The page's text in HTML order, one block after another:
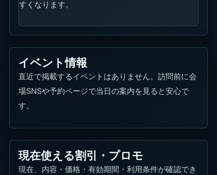
すくなります。
イベント情報
直近で掲載するイベントはありません。訪問前に会
場SNSや予約ページで当日の案内を見ると安心で
す。
現在使える割引・プロモ
現在、内容・価格・有効期間・利用条件が確認でき